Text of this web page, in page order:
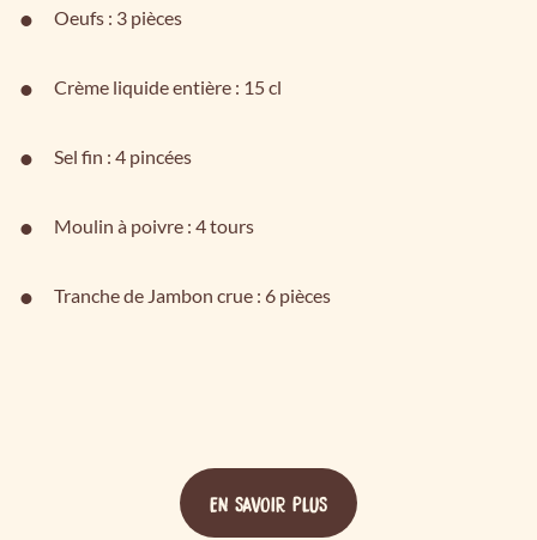
EN SAVOIR PLUS
Oeufs : 3 pièces
Crème liquide entière : 15 cl
Sel fin : 4 pincées
Moulin à poivre : 4 tours
Tranche de Jambon crue : 6 pièces